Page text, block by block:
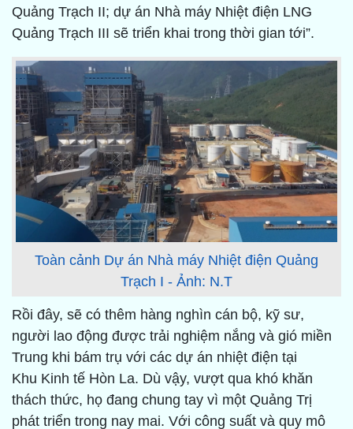
Quảng Trạch II; dự án Nhà máy Nhiệt điện LNG
Quảng Trạch III sẽ triển khai trong thời gian tới”.
Toàn cảnh Dự án Nhà máy Nhiệt điện Quảng
Trạch I - Ảnh: N.T
Rồi đây, sẽ có thêm hàng nghìn cán bộ, kỹ sư,
người lao động được trải nghiệm nắng và gió miền
Trung khi bám trụ với các dự án nhiệt điện tại
Khu Kinh tế Hòn La. Dù vậy, vượt qua khó khăn
thách thức, họ đang chung tay vì một Quảng Trị
phát triển trong nay mai. Với công suất và quy mô